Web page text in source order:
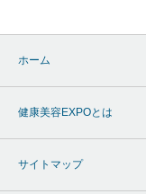
ホーム
健康美容EXPOとは
サイトマップ